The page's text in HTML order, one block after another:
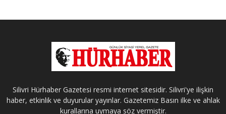
Silivri Hürhaber Gazetesi resmi internet sitesidir. Silivri'ye ilişkin
haber, etkinlik ve duyurular yayınlar. Gazetemiz Basın ilke ve ahlak
kurallarına uymaya söz vermiştir.